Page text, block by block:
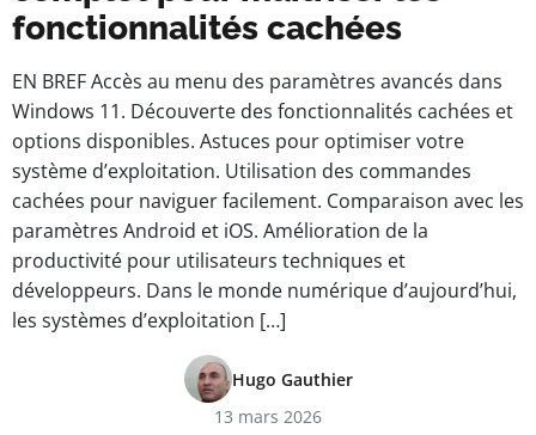
fonctionnalités cachées
EN BREF Accès au menu des paramètres avancés dans
Windows 11. Découverte des fonctionnalités cachées et
options disponibles. Astuces pour optimiser votre
système d’exploitation. Utilisation des commandes
cachées pour naviguer facilement. Comparaison avec les
paramètres Android et iOS. Amélioration de la
productivité pour utilisateurs techniques et
développeurs. Dans le monde numérique d’aujourd’hui,
les systèmes d’exploitation […]
Hugo Gauthier
13 mars 2026